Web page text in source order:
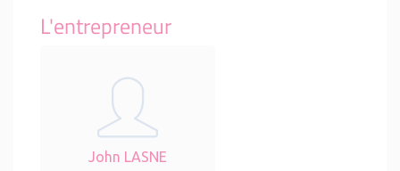
L'entrepreneur
John LASNE